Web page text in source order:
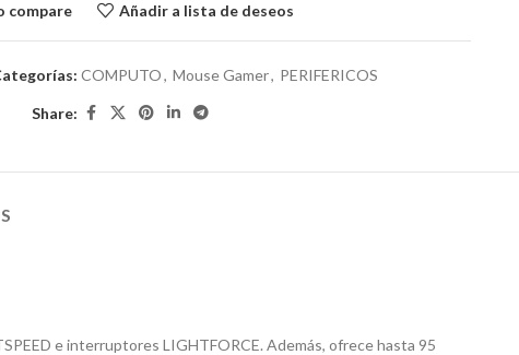
compare Añadir a lista de deseos
COMPUTO , Mouse Gamer, PERIFERICOS
Share:
e interruptores LIGHTFORCE. Además, ofrece hasta 95